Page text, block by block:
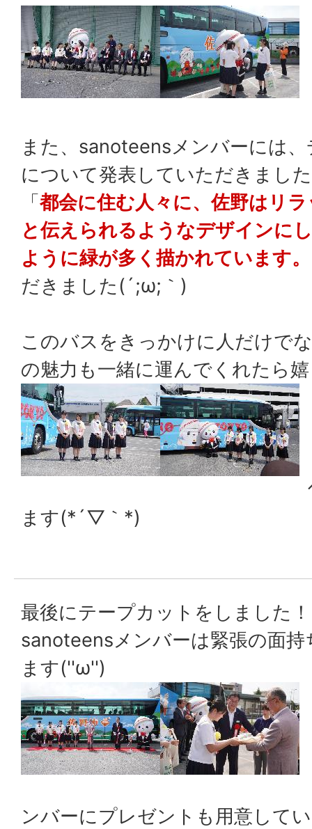
また、sanoteensメンバーには
について発表していただきまし
「都会に住む人々に、佐野はリ
と伝えられるようなデザインに
ように緑が多く描かれています。
だきました(´;ω;｀)
このバスをきっかけに人だけで
の魅力も一緒に運んでくれたら
↑さのまるも
ます(*´▽｀*)
最後にテープカットをしました！
sanoteensメンバーは緊張の面
ます(''ω'')
ンバーにプレゼントも用意して